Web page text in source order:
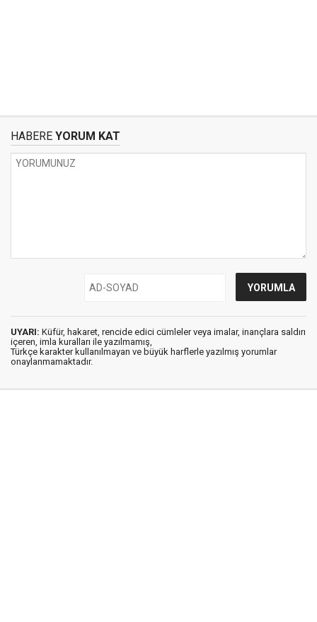
HABERE YORUM KAT
UYARI: Küfür, hakaret, rencide edici cümleler veya imalar, inançlara saldırı
içeren, imla kuralları ile yazılmamış,
Türkçe karakter kullanılmayan ve büyük harflerle yazılmış yorumlar
onaylanmamaktadır.